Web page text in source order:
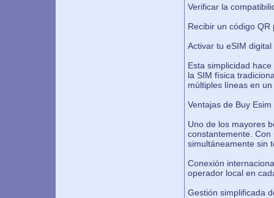
Verificar la
Recibir un código
Activar tu eSIM
Esta simplicidad
la SIM física
múltiples líneas en
Ventajas de Buy
Uno de los mayores
constantemente.
simultáneamente sin
Conexión
operador local en
Gestión simplificada